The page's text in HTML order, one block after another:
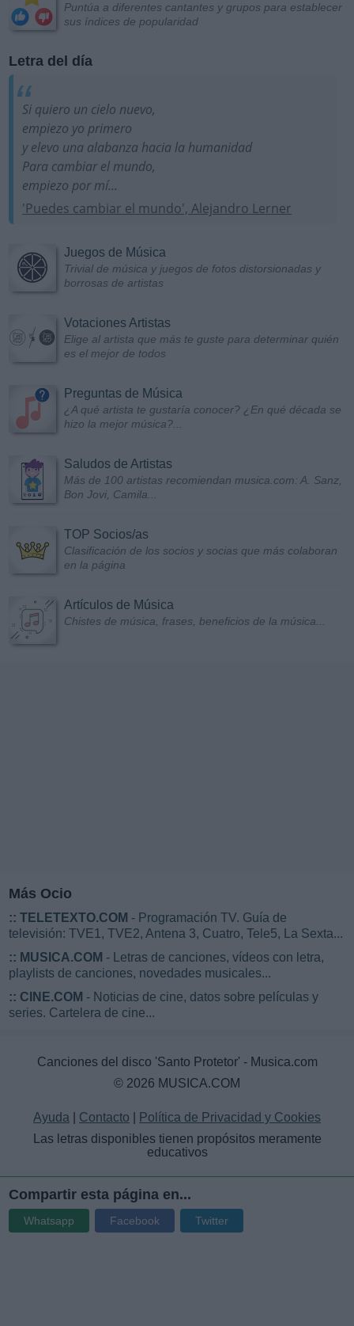
Puntúa a diferentes cantantes y grupos para establecer
sus índices de popularidad
Letra del día
Si quiero un cielo nuevo,
empiezo yo primero
y elevo una alabanza hacia la humanidad
Para cambiar el mundo,
empiezo por mí...
'Puedes cambiar el mundo', Alejandro Lerner
Juegos de Música
Trivial de música y juegos de fotos distorsionadas y
borrosas de artistas
Votaciones Artistas
Elige al artista que más te guste para determinar quién
es el mejor de todos
Preguntas de Música
¿A qué artista te gustaría conocer? ¿En qué década se
hizo la mejor música?...
Saludos de Artistas
Más de 100 artistas recomiendan musica.com: A. Sanz,
Bon Jovi, Camila...
TOP Socios/as
Clasificación de los socios y socias que más colaboran
en la página
Artículos de Música
Chistes de música, frases, beneficios de la música...
Más Ocio
:: TELETEXTO.COM - Programación TV. Guía de
televisión: TVE1, TVE2, Antena 3, Cuatro, Tele5, La Sexta...
:: MUSICA.COM - Letras de canciones, vídeos con letra,
playlists de canciones, novedades musicales...
:: CINE.COM - Noticias de cine, datos sobre películas y
series. Cartelera de cine...
Canciones del disco 'Santo Protetor' - Musica.com
© 2026 MUSICA.COM
Ayuda Contacto
Política de Privacidad y Cookies
Las letras disponibles tienen propósitos meramente
educativos
Compartir esta página en...
Whatsapp Facebook Twitter